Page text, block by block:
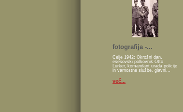
fotografija -...
Celje 1942; Okrožni dan,
esesovski polkovnik Otto
Lurker, komandant urada policije
in varnostne službe, glavni...
več...